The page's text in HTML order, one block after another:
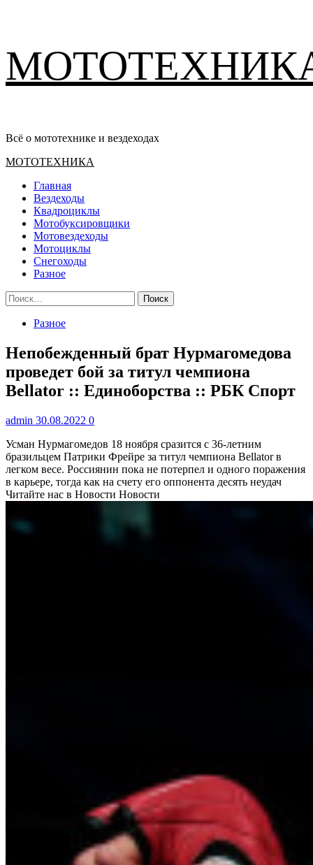
содержимому
Всё о мототехнике и вездеходах
Основное
МОТОТЕХНИКА
Главная
Вездеходы
Квадроциклы
Мотобуксировщики
Мотовездеходы
Мотоциклы
Снегоходы
Разное
Найти:
Разное
Непобежденный брат Нурмагомедова
проведет бой за титул чемпиона
Bellator :: Единоборства :: РБК Спорт
admin 30.08.2022 0
Усман Нурмагомедов 18 ноября сразится с 36-летним
бразильцем Патрики Фрейре за титул чемпиона Bellator в
легком весе. Россиянин пока не потерпел и одного поражения
в карьере, тогда как на счету его оппонента десять неудач
Читайте нас в Новости Новости